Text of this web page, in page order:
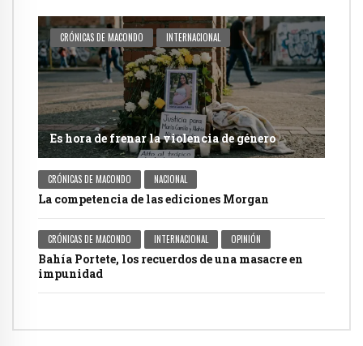
CRÓNICAS DE MACONDO INTERNACIONAL
Es hora de frenar la violencia de género
CRÓNICAS DE MACONDO NACIONAL
La competencia de las ediciones Morgan
CRÓNICAS DE MACONDO INTERNACIONAL OPINIÓN
Bahía Portete, los recuerdos de una masacre en
impunidad